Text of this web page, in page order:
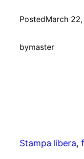
PostedMarch
bymaster
Stampa libera,